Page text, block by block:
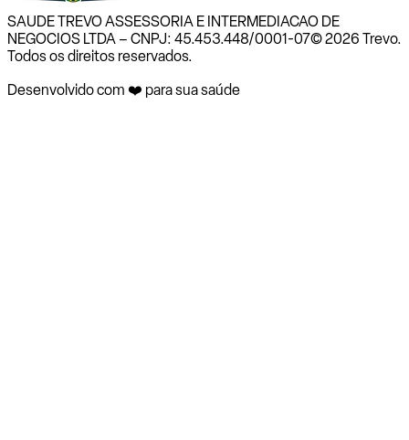
SAUDE TREVO ASSESSORIA E INTERMEDIACAO DE
NEGOCIOS LTDA – CNPJ: 45.453.448/0001-07© 2026 Trevo.
Todos os direitos reservados.
Desenvolvido com ❤️ para sua saúde